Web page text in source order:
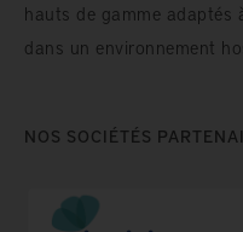
hauts de gamme adaptés
dans un environnement
NOS SOCIÉTÉS